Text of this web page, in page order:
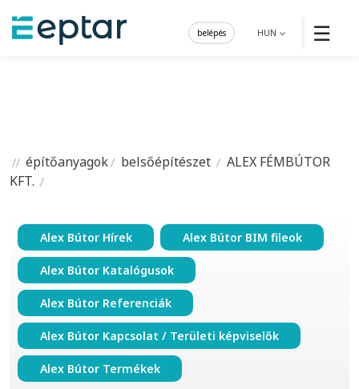
☰
HUN
belépés
építőanyagok belsőépítészet
ALEX FÉMBÚTOR
KFT.
Alex Bútor Hírek Alex Bútor BIM fileok
Alex Bútor Katalógusok
Alex Bútor Referenciák
Alex Bútor Kapcsolat / Területi képviselők
Alex Bútor Termékek